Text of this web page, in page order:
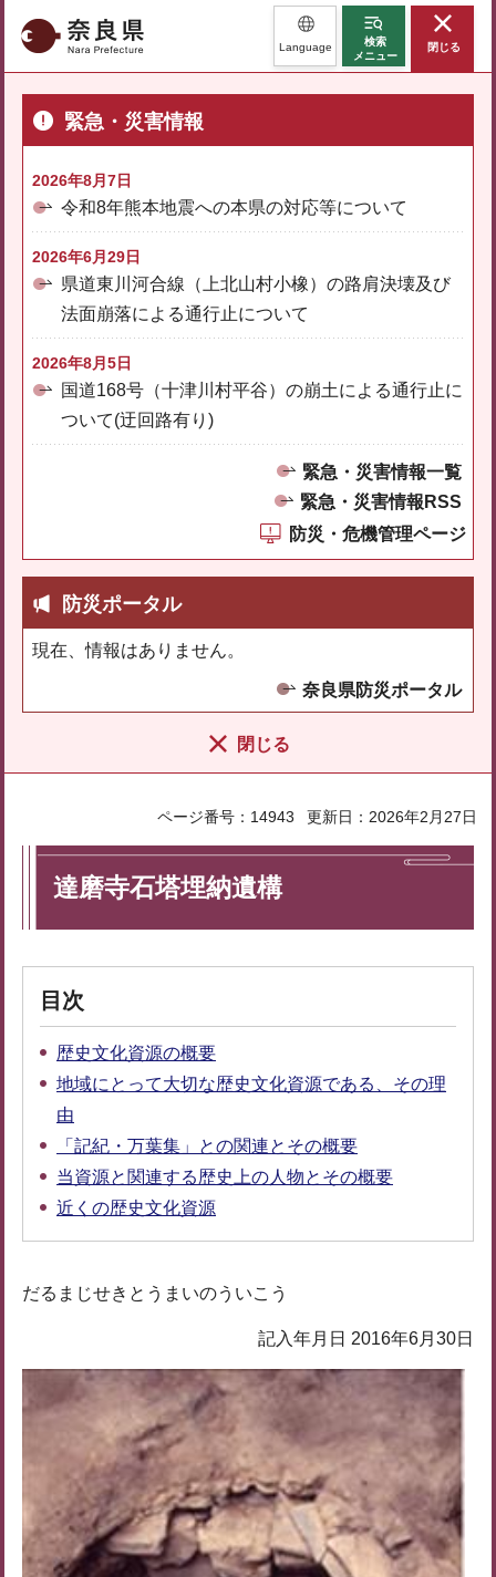
奈良県 Language
検索
メニュー
閉じる
緊急・災害情報
2026年8月7日
令和8年熊本地震への本県の対応等について
2026年6月29日
県道東川河合線（上北山村小橡）の路肩決壊及び
法面崩落による通行止について
2026年8月5日
国道168号（十津川村平谷）の崩土による通行止に
ついて(迂回路有り)
緊急・災害情報一覧
緊急・災害情報RSS
防災・危機管理ページ
防災ポータル
現在、情報はありません。
奈良県防災ポータル
閉じる
ページ番号：14943 更新日：2026年2月27日
達磨寺石塔埋納遺構
目次
歴史文化資源の概要
地域にとって大切な歴史文化資源である、その理
由
「記紀・万葉集」との関連とその概要
当資源と関連する歴史上の人物とその概要
近くの歴史文化資源
だるまじせきとうまいのういこう
記入年月日 2016年6月30日